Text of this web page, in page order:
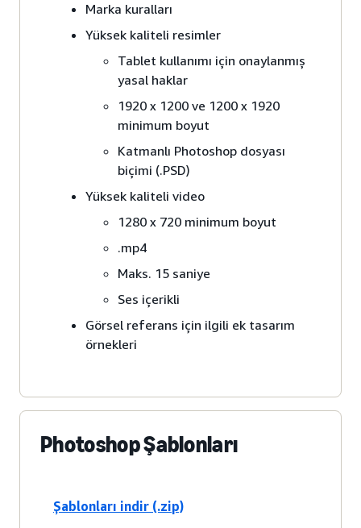
Marka kuralları
Yüksek kaliteli resimler
Tablet kullanımı için onaylanmış
yasal haklar
1920 x 1200 ve 1200 x 1920
minimum boyut
Katmanlı Photoshop dosyası
biçimi (.PSD)
Yüksek kaliteli video
1280 x 720 minimum boyut
.mp4
Maks. 15 saniye
Ses içerikli
Görsel referans için ilgili ek tasarım
örnekleri
Photoshop Şablonları
Şablonları indir (.zip)